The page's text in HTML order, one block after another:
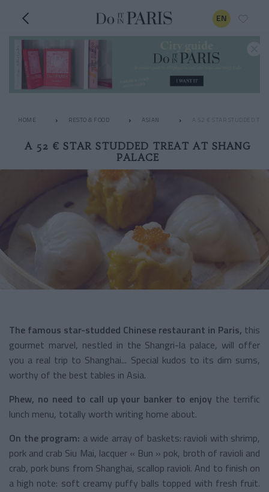
EN
HOME RESTO & FOOD ASIAN A 52 € STAR STUDDED
A 52 € STAR STUDDED TREAT AT SHANG
PALACE
The famous star-studded Chinese restaurant in Paris, this
gourmet marvel, nestled in the Shangri-la palace, will offer
you a real trip to Shanghai... Special kudos to its dim sums,
worthy of the best tables in Asia.
Phew, no need to call up your banker to enjoy the terrific
lunch menu, totally worth writing home about.
On the program: a wide array of baskets: ravioli with shrimp,
pork and crab Siu Mai, lacquer « Bun » pok, broth of ravioli and
crab, pork buns from Shanghai, scallop ravioli. And to finish on
a high note: soft creamy puffy balls topped with fresh fruit.